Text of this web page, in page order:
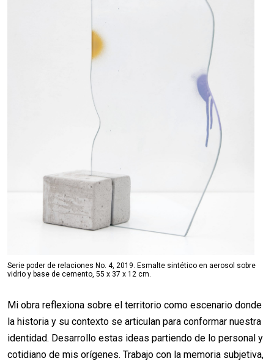
Serie poder de relaciones No. 4, 2019. Esmalte sintético en aerosol sobre
vidrio y base de cemento, 55 x 37 x 12 cm.
Mi obra reflexiona sobre el territorio como escenario donde
la historia y su contexto se articulan para conformar nuestra
identidad. Desarrollo estas ideas partiendo de lo personal y
cotidiano de mis orígenes. Trabajo con la memoria subjetiva,